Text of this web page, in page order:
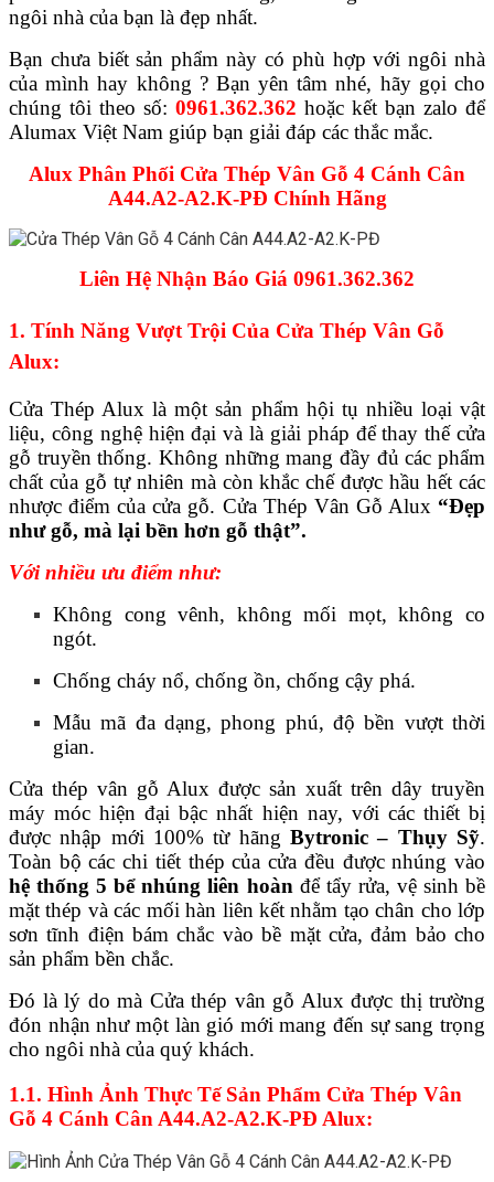
ngôi nhà của bạn là đẹp nhất.
Bạn chưa biết sản phẩm này có phù hợp với ngôi nhà
của mình hay không ? Bạn yên tâm nhé, hãy gọi cho
chúng tôi theo số: 0961.362.362 hoặc kết bạn zalo để
Alumax Việt Nam giúp bạn giải đáp các thắc mắc.
Alux Phân Phối Cửa Thép Vân Gỗ 4 Cánh Cân
A44.A2-A2.K-PĐ Chính Hãng
Liên Hệ Nhận Báo Giá 0961.362.362
1. Tính Năng Vượt Trội Của Cửa Thép Vân Gỗ
Alux:
Cửa Thép Alux là một sản phẩm hội tụ nhiều loại vật
liệu, công nghệ hiện đại và là giải pháp để thay thế cửa
gỗ truyền thống. Không những mang đầy đủ các phẩm
chất của gỗ tự nhiên mà còn khắc chế được hầu hết các
nhược điểm của cửa gỗ. Cửa Thép Vân Gỗ Alux “Đẹp
như gỗ, mà lại bền hơn gỗ thật”.
Với nhiều ưu điểm như:
Không cong vênh, không mối mọt, không co
ngót.
Chống cháy nổ, chống ồn, chống cậy phá.
Mẫu mã đa dạng, phong phú, độ bền vượt thời
gian.
Cửa thép vân gỗ Alux được sản xuất trên dây truyền
máy móc hiện đại bậc nhất hiện nay, với các thiết bị
được nhập mới 100% từ hãng Bytronic – Thụy Sỹ.
Toàn bộ các chi tiết thép của cửa đều được nhúng vào
hệ thống 5 bể nhúng liên hoàn để tẩy rửa, vệ sinh bề
mặt thép và các mối hàn liên kết nhằm tạo chân cho lớp
sơn tĩnh điện bám chắc vào bề mặt cửa, đảm bảo cho
sản phẩm bền chắc.
Đó là lý do mà Cửa thép vân gỗ Alux được thị trường
đón nhận như một làn gió mới mang đến sự sang trọng
cho ngôi nhà của quý khách.
1.1. Hình Ảnh Thực Tế Sản Phẩm Cửa Thép Vân
Gỗ 4 Cánh Cân A44.A2-A2.K-PĐ Alux: